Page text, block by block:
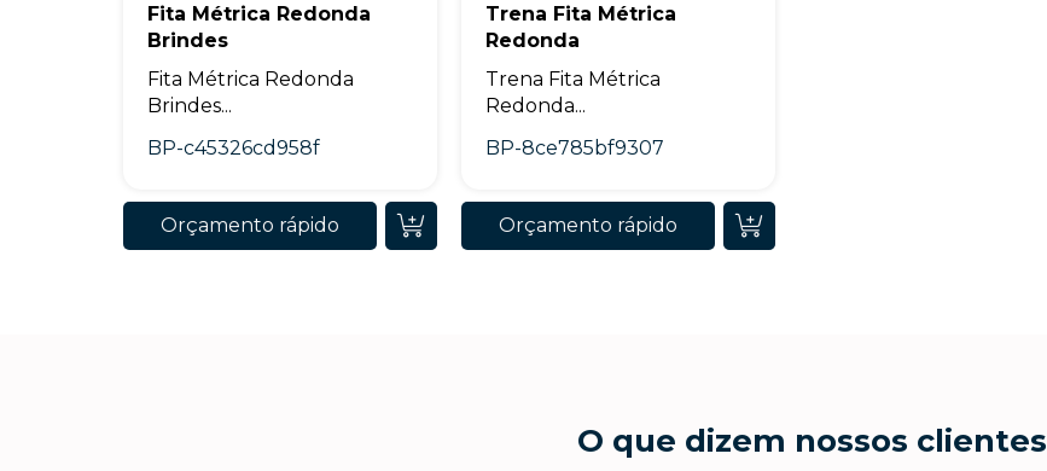
Fita Métrica Redonda
Brindes
Fita Métrica Redonda
Brindes...
BP-c45326cd958f
Orçamento rápido
Trena Fita Métrica
Redonda
Trena Fita Métrica
Redonda...
BP-8ce785bf9307
Orçamento rápido
O que dizem nossos clientes
Eu concordo em receber comunicações.
privacidade, utilizaremos seus dados apenas para fins de
Iniciar conversa